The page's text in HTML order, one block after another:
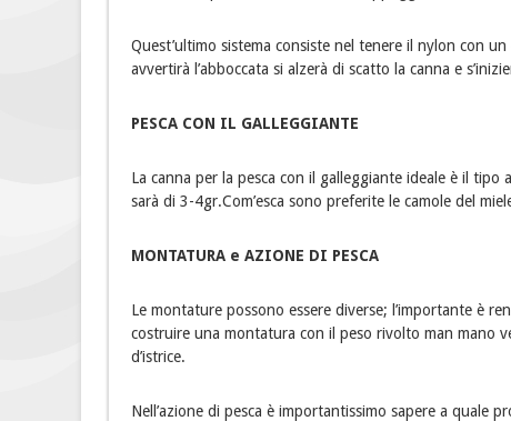
Quest’ultimo sistema consiste nel tenere il nylon con
avvertirà l’abboccata si alzerà di scatto la canna e
PESCA CON IL GALLEGGIANTE
La canna per la pesca con il galleggiante ideale è il
sarà di 3-4gr.Com’esca sono preferite le camole del
MONTATURA e AZIONE DI PESCA
Le montature possono essere diverse; l’importante è
costruire una montatura con il peso rivolto man mano
d’istrice.
Nell’azione di pesca è importantissimo sapere a quale